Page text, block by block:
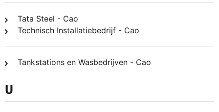
Tata Steel - Cao
Technisch Installatiebedrijf - Cao
Tankstations en Wasbedrijven - Cao
U